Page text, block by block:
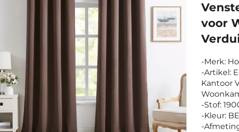
voor
-Merk:
-Artikel:
Kantoor
-Stof:
-Kleur:
-